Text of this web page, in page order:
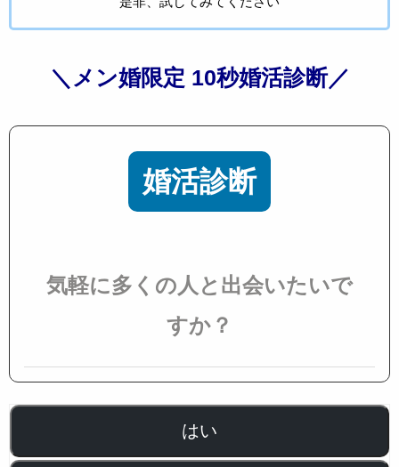
＼メン婚限定 10秒婚活診断／
婚活診断
気軽に多くの人と出会いたいで
すか？
はい